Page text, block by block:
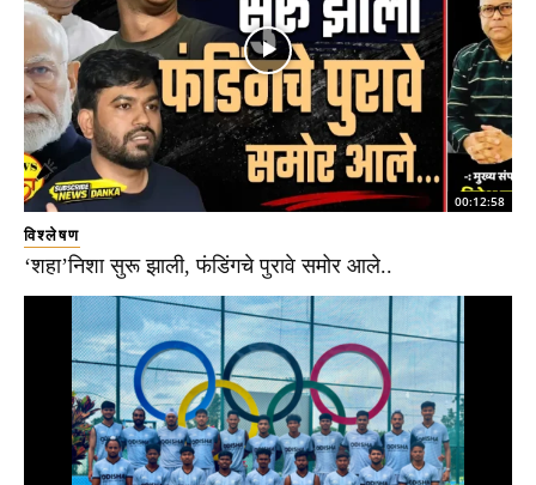
00:12:58
विश्लेषण
‘शहा’निशा सुरू झाली, फंडिंगचे पुरावे समोर आले..